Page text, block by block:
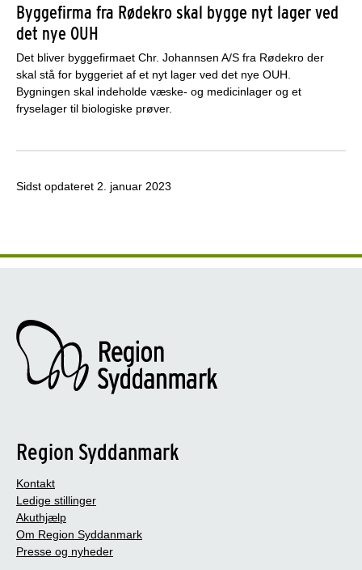
Byggefirma fra Rødekro skal bygge nyt lager ved
det nye OUH
Det bliver byggefirmaet Chr. Johannsen A/S fra Rødekro der
skal stå for byggeriet af et nyt lager ved det nye OUH.
Bygningen skal indeholde væske- og medicinlager og et
fryselager til biologiske prøver.
Sidst opdateret 2. januar 2023
Region Syddanmark
Kontakt
Ledige stillinger
Akuthjælp
Om Region Syddanmark
Presse og nyheder